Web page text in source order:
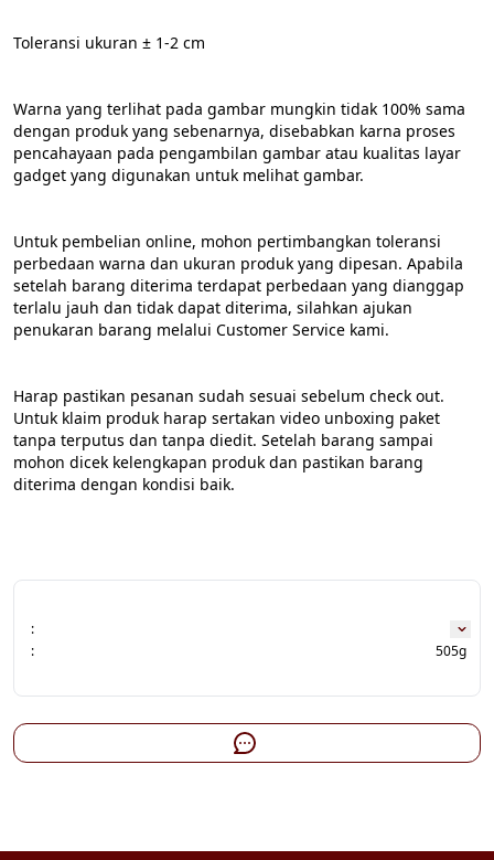
Toleransi ukuran ± 1-2 cm
Warna yang terlihat pada gambar mungkin tidak 100% sama
dengan produk yang sebenarnya, disebabkan karna proses
pencahayaan pada pengambilan gambar atau kualitas layar
gadget yang digunakan untuk melihat gambar.
Untuk pembelian online, mohon pertimbangkan toleransi
perbedaan warna dan ukuran produk yang dipesan. Apabila
setelah barang diterima terdapat perbedaan yang dianggap
terlalu jauh dan tidak dapat diterima, silahkan ajukan
penukaran barang melalui Customer Service kami.
Harap pastikan pesanan sudah sesuai sebelum check out.
Untuk klaim produk harap sertakan video unboxing paket
tanpa terputus dan tanpa diedit. Setelah barang sampai
mohon dicek kelengkapan produk dan pastikan barang
diterima dengan kondisi baik.
:
:
505g